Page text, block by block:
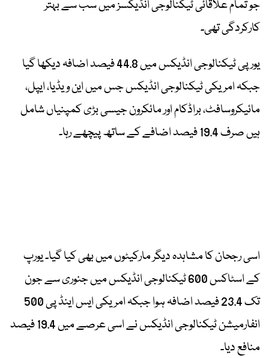
جو تمام علاقائی ٹیکنالوجی انڈیکسز میں سب سے بہتر
کارکردگی تھی۔
یورپی ٹیکنالوجی انڈیکس میں 44.8 فیصد اضافہ دیکھا گیا
جبکہ امریکی ٹیکنالوجی انڈیکس جس میں این ویڈیا، ایپل،
مائیکروسافٹ، براڈکام اور مائکرون جیسی بڑی کمپنیاں شامل
ہیں صرف 19.4 فیصد اضافے کے ساتھ پیچھے رہا۔
اسی رجحان کا مشاہدہ دیگر مارکیٹوں میں بھی کیا گیا۔ یورپ
کے اسٹاکس 600 ٹیکنالوجی انڈیکس میں جنوری سے جون
تک 23.4 فیصد اضافہ ہوا جبکہ امریکی ایس اینڈ پی 500
انفارمیشن ٹیکنالوجی انڈیکس نے اسی عرصے میں 19.4 فیصد
منافع دیا۔